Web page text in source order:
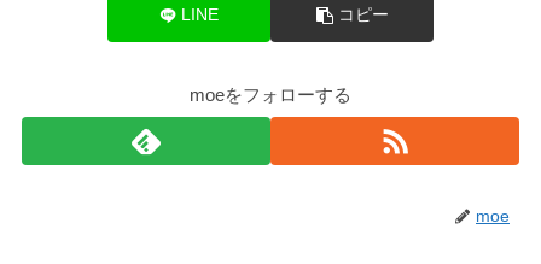
LINE コピー
moeをフォローする
moe